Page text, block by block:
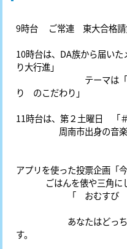
9時台 ご常連 東大合格請
10時台は、DA族から届い
り大行進」
テーマは「ワタシ
り のこだわり」
11時台は、第２土曜日 「
周南市出身の音楽プ
アプリを使った投票企画「
ごはんを俵や三角にし
「 おむすび 」
あなたはどっち？
す。